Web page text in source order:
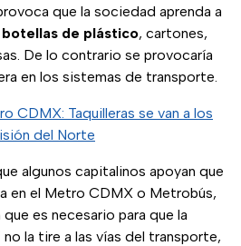
que la sociedad aprenda a
botellas de plástico, cartones,
De lo contrario se provocaría
en los sistemas de transporte.
CDMX: Taquilleras se van a los
del Norte
algunos capitalinos apoyan que
en el Metro CDMX o Metrobús,
es necesario para que la
no la tire a las vías del transporte,